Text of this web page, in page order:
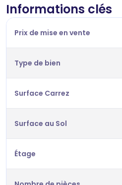
Informations clés
Prix de mise en vente
Type de bien
Surface Carrez
Surface au Sol
Étage